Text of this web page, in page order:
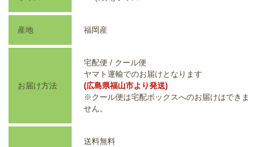
産地 福岡産
お届け方法
宅配便 / クール便
ヤマト運輸でのお届けとなります
(広島県福山市より発送)
※クール便は宅配ボックスへのお届けはできま
せん。
送料無料